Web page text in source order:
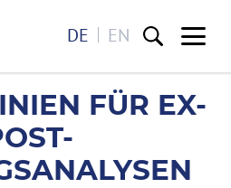
DE
EN
FÜR EX-
FÜR EX-